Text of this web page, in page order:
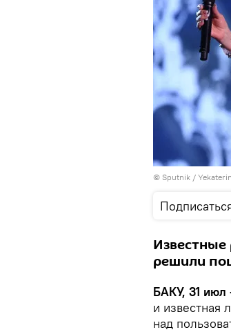
© Sputnik /
решили
БАКУ, 31
и известная
над